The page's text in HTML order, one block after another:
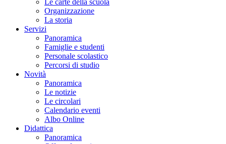
Organizzazione
La storia
Servizi
Panoramica
Famiglie e studenti
Personale scolastico
Percorsi di studio
Novità
Panoramica
Le notizie
Le circolari
Calendario eventi
Albo Online
Didattica
Panoramica